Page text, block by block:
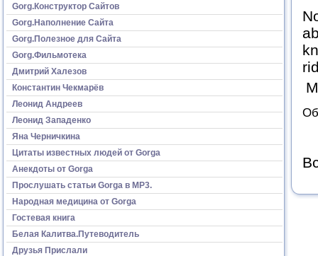
Gorg.Конструктор Сайтов
Gorg.Наполнение Сайта
Gorg.Полезное для Сайта
Gorg.Фильмотека
Дмитрий Халезов
Константин Чекмарёв
Леонид Андреев
Леонид Западенко
Яна Черничкина
Цитаты известных людей от Gorga
Анекдоты от Gorga
Прослушать статьи Gorga в МР3.
Народная медицина от Gorga
Гостевая книга
Белая Калитва.Путеводитель
Друзья Прислали